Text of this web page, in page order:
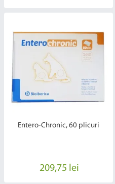
Entero-Chronic, 60 plicuri
209,75 lei